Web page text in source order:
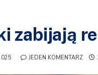
zabijają
JEDEN KOMENTARZ